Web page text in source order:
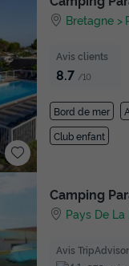
Bretagne
Avis clients
8.7 /10
Bord de mer
Club enfant
Camping
Pays De La
Avis TripAdvisor